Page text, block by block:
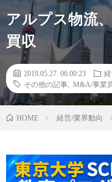
アルプス物流
買収
2019.05.27 06:00:23
その他の記事
M&A/事業
HOME 経営/業界動向